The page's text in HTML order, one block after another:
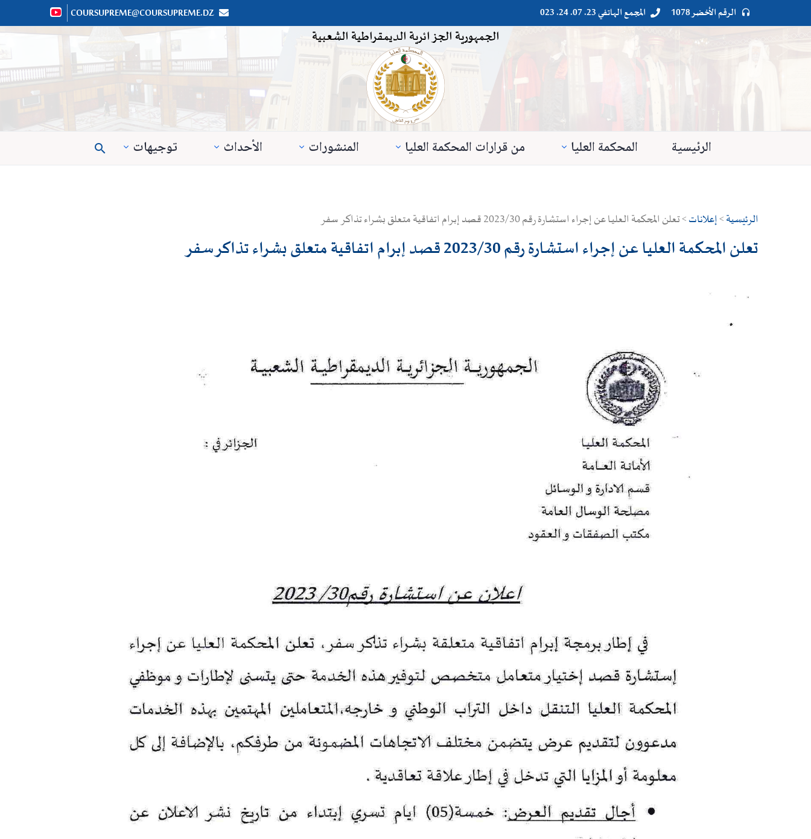

 الرقم الأخضر 1078 
 المجمع الهاتفي 23. 07. 24. 023 

COURSUPREME@COURSUPREME.DZ
الجمهورية الجزائرية الديمقراطية الشعبية
الرئيسية المحكمة العليا من قرارات المحكمة العليا المنشورات الأحداث توجيهات 
الرئيسية>إعلانات> تعلن المحكمة العليـا عن إجراء استشارة رقم 2023/30 قصد إبرام اتفاقية متعلق بشراء تذاكر سفر
تعلن المحكمة العليـا عن إجراء استشارة رقم 2023/30 قصد إبرام اتفاقية متعلق بشراء تذاكر سفر